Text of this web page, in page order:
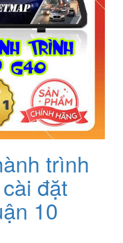
trình
đặt
10